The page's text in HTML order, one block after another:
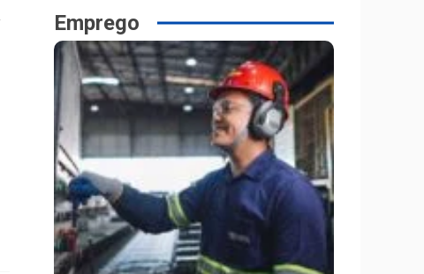
Emprego